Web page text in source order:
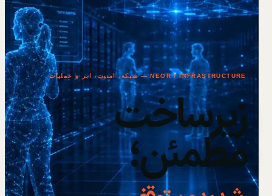
NEOR / INFRASTRUCTURE — شبکه، امنیت، ابر و عملیات
زیرساخت
مطمئن؛